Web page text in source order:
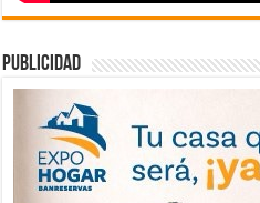
publicidad